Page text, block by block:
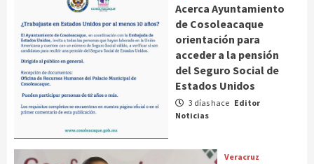
Acerca Ayuntamiento
de Cosoleacaque
orientación para
acceder a la pensión
del Seguro Social de
Estados Unidos
3 días hace Editor
Noticias
Veracruz